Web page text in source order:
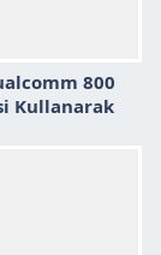
800
Kullanarak